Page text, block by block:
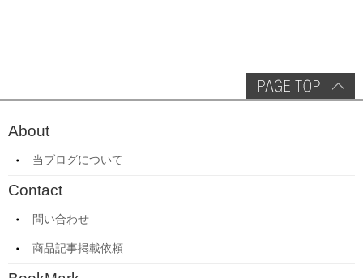
About
当ブログについて
Contact
問い合わせ
商品記事掲載依頼